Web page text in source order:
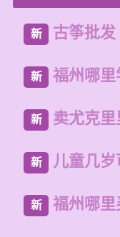
新 古筝批
新 福州哪
新 卖尤克
新 儿童几
新 福州哪里